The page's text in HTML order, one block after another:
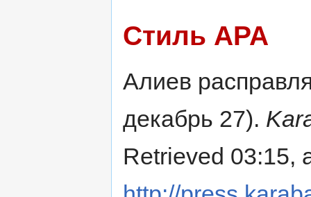
Стиль APA
Алиев
декабрь 27).
Retrieved 03:15,